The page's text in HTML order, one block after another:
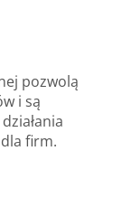
pozwolą
i są
firm.